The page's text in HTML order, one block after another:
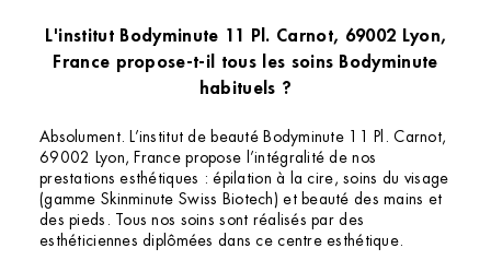
L'institut Bodyminute 11 Pl. Carnot, 69002 Lyon,
France propose-t-il tous les soins Bodyminute
habituels ?
Absolument. L’institut de beauté Bodyminute 11 Pl. Carnot,
69002 Lyon, France propose l’intégralité de nos
prestations esthétiques : épilation à la cire, soins du visage
(gamme Skinminute Swiss Biotech) et beauté des mains et
des pieds. Tous nos soins sont réalisés par des
esthéticiennes diplômées dans ce centre esthétique.